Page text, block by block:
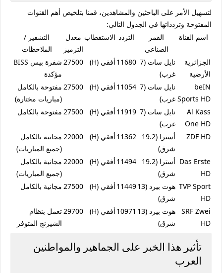
لتسهيل الأمر على الباحثين والمشاهدين، قمنا بتلخيص أهم القنوات
المفتوحة وتردداتها في الجدول التالي:
اسم القناة
القمر
الصناعي
التردد الاستقطاب معدل
الترميز
التشفير /
الملاحظات
الجزائرية
الأرضية
نايل سات (7
غرب)
11680 أفقي (H) 27500
شفرة بيس BISS
مؤكدة
beIN
Sports HD
نايل سات (7
غرب)
11054 أفقي (H) 27500 مفتوحة بالكامل
(مباريات مختارة)
Al Kass
One HD
نايل سات (7
غرب)
11919 أفقي (H) 27500 مفتوحة بالكامل
ZDF HD
أسترا (19.2
شرق)
11362 أفقي (H) 22000 مجانية بالكامل
(جميع المباريات)
Das Erste
HD
أسترا (19.2
شرق)
11494 أفقي (H) 22000 مجانية بالكامل
(جميع المباريات)
TVP Sport
HD
هوت بيرد (13
شرق)
11449 أفقي (H) 27500 مجانية بالكامل
SRF Zwei
HD
هوت بيرد (13
شرق)
10971 أفقي (H) 29700 تعمل بنظام
الشيرنج المتوفر
تأثير هذا الخبر على الجماهير والمواطنين
العرب